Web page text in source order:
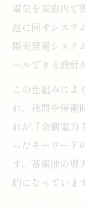
電気を家庭内で
池に回すシステ
陽光発電システ
ールできる設計
この仕組みによ
れ、夜間や停電
れが「余剰電力
ったキーワード
す。蓄電池の導
的になっていま